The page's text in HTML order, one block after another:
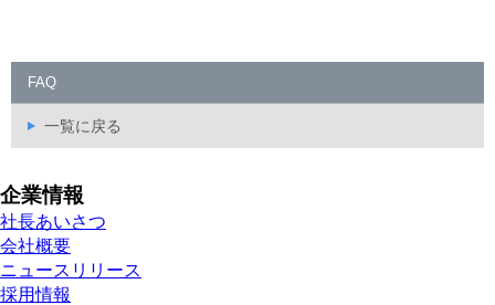
FAQ
一覧に戻る
企業情報
社長あいさつ
会社概要
ニュースリリース
採用情報